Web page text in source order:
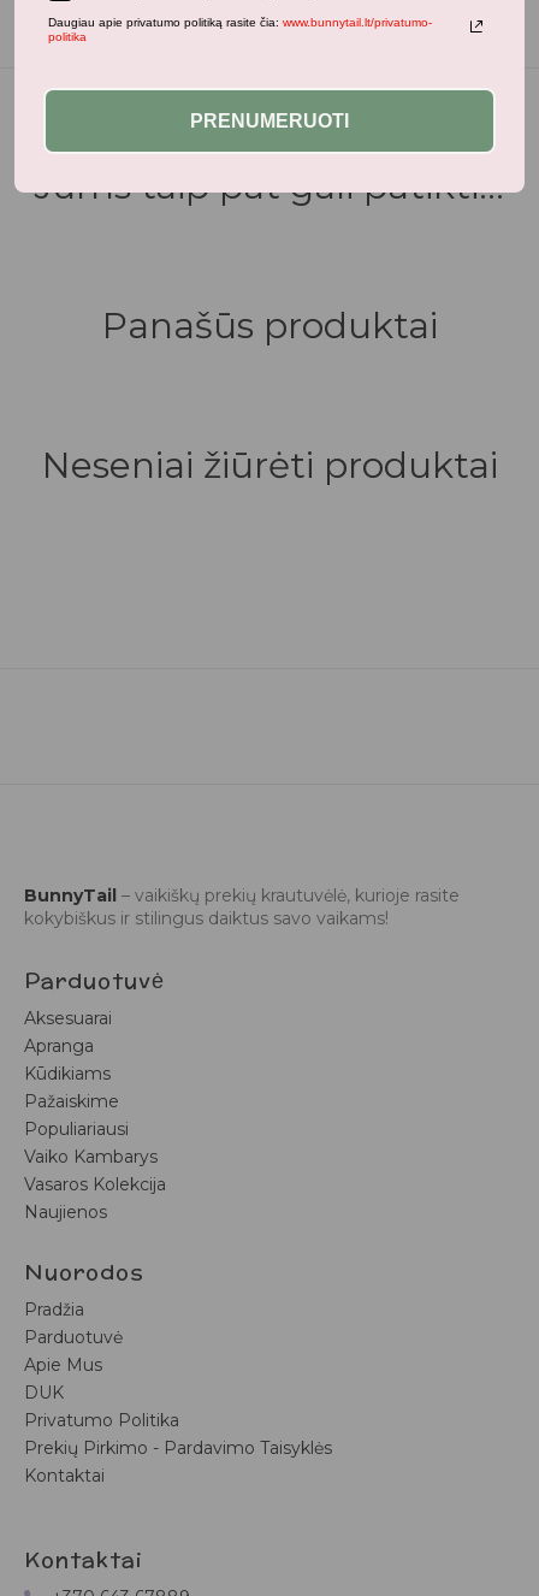
Jums taip pat gali patikti...
Panašūs produktai
Neseniai žiūrėti produktai
BunnyTail – vaikiškų prekių krautuvėlė, kurioje rasite
kokybiškus ir stilingus daiktus savo vaikams!
Parduotuvė
Aksesuarai
Apranga
Kūdikiams
Pažaiskime
Populiariausi
Vaiko Kambarys
Vasaros Kolekcija
Naujienos
Nuorodos
Pradžia
Parduotuvė
Apie Mus
DUK
Privatumo Politika
Prekių Pirkimo - Pardavimo Taisyklės
Kontaktai
Kontaktai
Daugiau apie privatumo politiką rasite čia: www.bunnytail.lt/privatumo-
politika
PRENUMERUOTI